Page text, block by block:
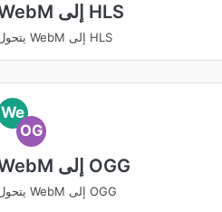
WebM إلى HLS
يتحول WebM إلى HLS
We
OG
WebM إلى OGG
يتحول WebM إلى OGG